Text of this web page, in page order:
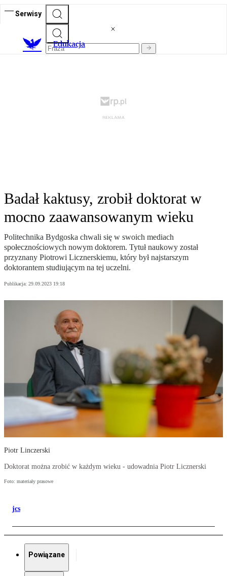
Serwisy
Edukacja
Badał kaktusy, zrobił doktorat w
mocno zaawansowanym wieku
Politechnika Bydgoska chwali się w swoich mediach
społecznościowych nowym doktorem. Tytuł naukowy został
przyznany Piotrowi Licznerskiemu, który był najstarszym
doktorantem studiującym na tej uczelni.
Publikacja: 29.09.2023 19:18
Piotr Linczerski
Doktorat można zrobić w każdym wieku - udowadnia Piotr Licznerski
Foto: materiały prasowe
jcs
Powiązane